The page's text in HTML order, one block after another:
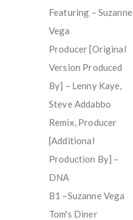
Featuring – Suzanne
Vega
Producer [Original
Version Produced
By] – Lenny Kaye,
Steve Addabbo
Remix, Producer
[Additional
Production By] –
DNA
B1 –Suzanne Vega
Tom's Diner